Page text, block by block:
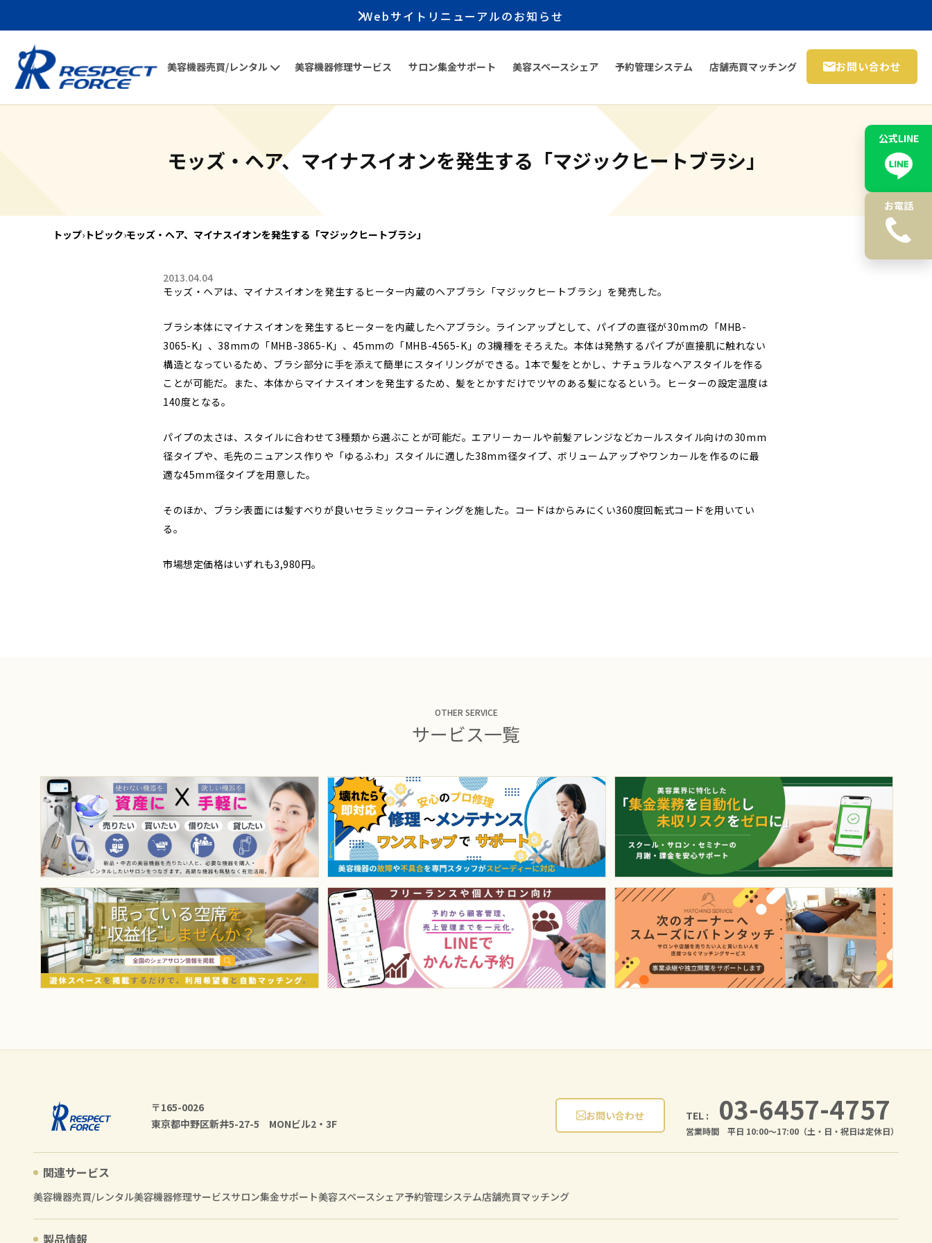
Webサイトリニューアルのお知らせ
美容機器売買/レンタル 美容機器修理サービス サロン集金サポート 美容スペースシェア 予約管理システム 店舗売買マッチング お問い合わせ
公式LINE
お電話
モッズ・ヘア、マイナスイオンを発生する「マジックヒートブラシ」
トップ› トピック›モッズ・ヘア、マイナスイオンを発生する「マジックヒートブラシ」
2013.04.04
モッズ・ヘアは、マイナスイオンを発生するヒーター内蔵のヘアブラシ「マジックヒートブラシ」を発売した。
ブラシ本体にマイナスイオンを発生するヒーターを内蔵したヘアブラシ。ラインアップとして、パイプの直径が30mmの「MHB-
3065-K」、38mmの「MHB-3865-K」、45mmの「MHB-4565-K」の3機種をそろえた。本体は発熱するパイプが直接肌に触れない
構造となっているため、ブラシ部分に手を添えて簡単にスタイリングができる。1本で髪をとかし、ナチュラルなヘアスタイルを作る
ことが可能だ。また、本体からマイナスイオンを発生するため、髪をとかすだけでツヤのある髪になるという。ヒーターの設定温度は
140度となる。
パイプの太さは、スタイルに合わせて3種類から選ぶことが可能だ。エアリーカールや前髪アレンジなどカールスタイル向けの30mm
径タイプや、毛先のニュアンス作りや「ゆるふわ」スタイルに適した38mm径タイプ、ボリュームアップやワンカールを作るのに最
適な45mm径タイプを用意した。
そのほか、ブラシ表面には髪すべりが良いセラミックコーティングを施した。コードはからみにくい360度回転式コードを用いてい
る。
市場想定価格はいずれも3,980円。
OTHER SERVICE
サービス一覧
〒165-0026
東京都中野区新井5-27-5 MONビル2・3F
お問い合わせ TEL : 03-6457-4757
営業時間 平日 10:00〜17:00（土・日・祝日は定休日）
関連サービス
美容機器売買/レンタル美容機器修理サービスサロン集金サポート美容スペースシェア予約管理システム店舗売買マッチング
製品情報